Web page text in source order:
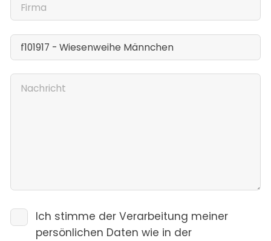
Ich stimme der Verarbeitung meiner
persönlichen Daten wie in der